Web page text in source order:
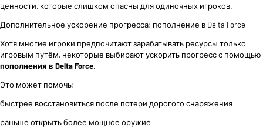
ценности, которые слишком опасны для одиночных игроков.
Дополнительное ускорение прогресса: пополнение в Delta Force
Хотя многие игроки предпочитают зарабатывать ресурсы только
игровым путём, некоторые выбирают ускорить прогресс с помощью
пополнения в Delta Force.
Это может помочь:
быстрее восстановиться после потери дорогого снаряжения
раньше открыть более мощное оружие